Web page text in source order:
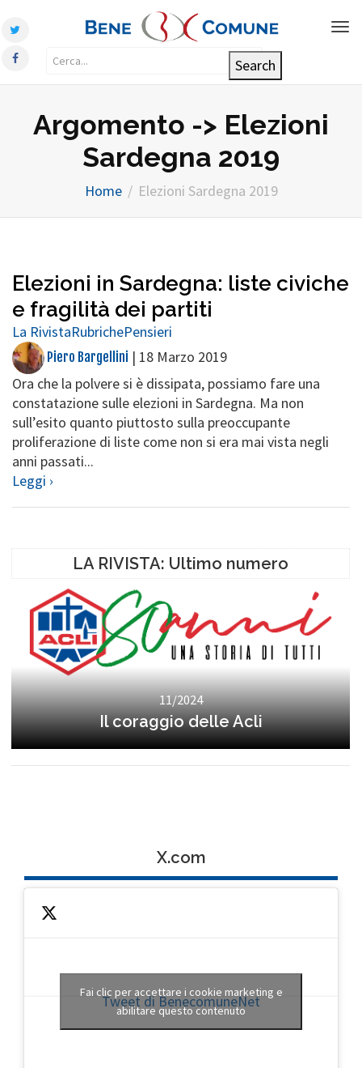
Argomento -> Elezioni
Sardegna 2019
Home Elezioni Sardegna 2019
Elezioni in Sardegna: liste civiche
e fragilità dei partiti
La RivistaRubrichePensieri
Piero Bargellini | 18 Marzo 2019
Ora che la polvere si è dissipata, possiamo fare una
constatazione sulle elezioni in Sardegna. Ma non
sull’esito quanto piuttosto sulla preoccupante
proliferazione di liste come non si era mai vista negli
anni passati...
Leggi ›
LA RIVISTA: Ultimo numero
11/2024
Il coraggio delle Acli
X.com
Tweet di BenecomuneNet
Fai clic per accettare i cookie marketing e
abilitare questo contenuto